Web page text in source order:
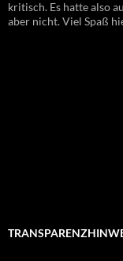
kritisch. Es hatte also
aber nicht. Viel Spaß